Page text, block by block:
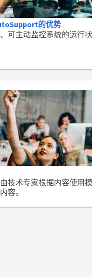
的优势
可主动监控系统的运行状
技术专家根据内容使用
容。